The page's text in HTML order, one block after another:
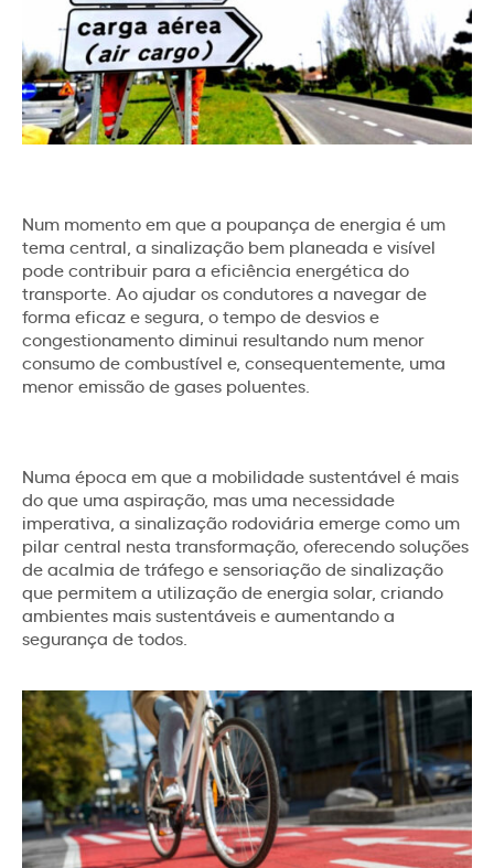
Num momento em que a poupança de energia é um
tema central, a sinalização bem planeada e visível
pode contribuir para a eficiência energética do
transporte. Ao ajudar os condutores a navegar de
forma eficaz e segura, o tempo de desvios e
congestionamento diminui resultando num menor
consumo de combustível e, consequentemente, uma
menor emissão de gases poluentes.
Numa época em que a mobilidade sustentável é mais
do que uma aspiração, mas uma necessidade
imperativa, a sinalização rodoviária emerge como um
pilar central nesta transformação, oferecendo soluções
de acalmia de tráfego e sensoriação de sinalização
que permitem a utilização de energia solar, criando
ambientes mais sustentáveis e aumentando a
segurança de todos.